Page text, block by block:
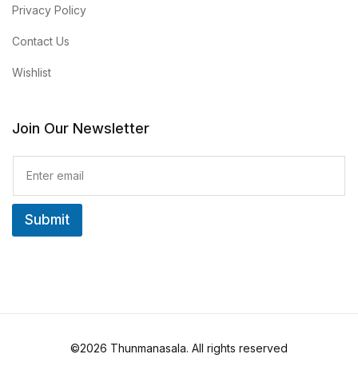
Privacy Policy
Contact Us
Wishlist
Join Our Newsletter
E
a
i
*
Submit
©2026 Thunmanasala. All rights reserved